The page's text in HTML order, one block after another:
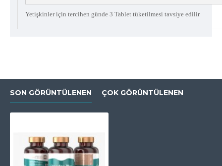
Yetişkinler için tercihen günde 3 Tablet tüketilmesi tavsiye edilir
SON GÖRÜNTÜLENEN ÇOK GÖRÜNTÜLENEN